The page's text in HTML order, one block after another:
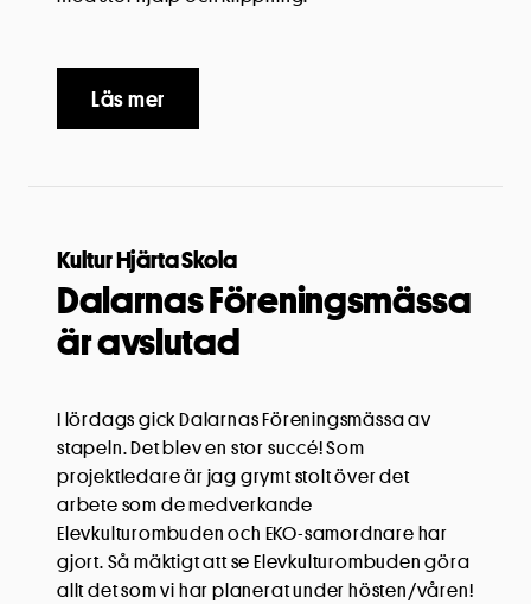
Läs mer
Kultur Hjärta Skola
Dalarnas Föreningsmässa
är avslutad
I lördags gick Dalarnas Föreningsmässa av
stapeln. Det blev en stor succé! Som
projektledare är jag grymt stolt över det
arbete som de medverkande
Elevkulturombuden och EKO-samordnare har
gjort. Så mäktigt att se Elevkulturombuden göra
allt det som vi har planerat under hösten/våren!